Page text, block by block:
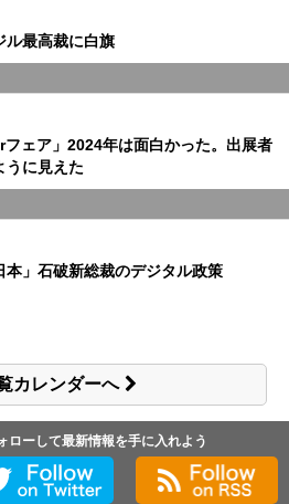
ル最高裁に白旗
ェア」2024年は面白かった。出展者
うに見えた
本」石破新総裁のデジタル政策
カレンダーへ
ローして最新情報を手に入れよう